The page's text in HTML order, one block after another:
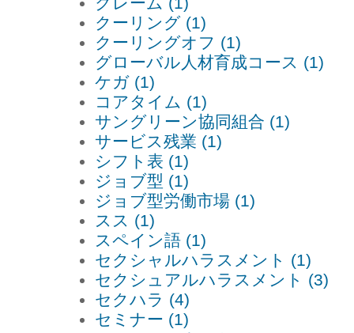
クーリング (1)
クーリングオフ (1)
グローバル人材育成コース (1)
ケガ (1)
コアタイム (1)
サングリーン協同組合 (1)
サービス残業 (1)
シフト表 (1)
ジョブ型 (1)
ジョブ型労働市場 (1)
スス (1)
スペイン語 (1)
セクシャルハラスメント (1)
セクシュアルハラスメント (3)
セクハラ (4)
セミナー (1)